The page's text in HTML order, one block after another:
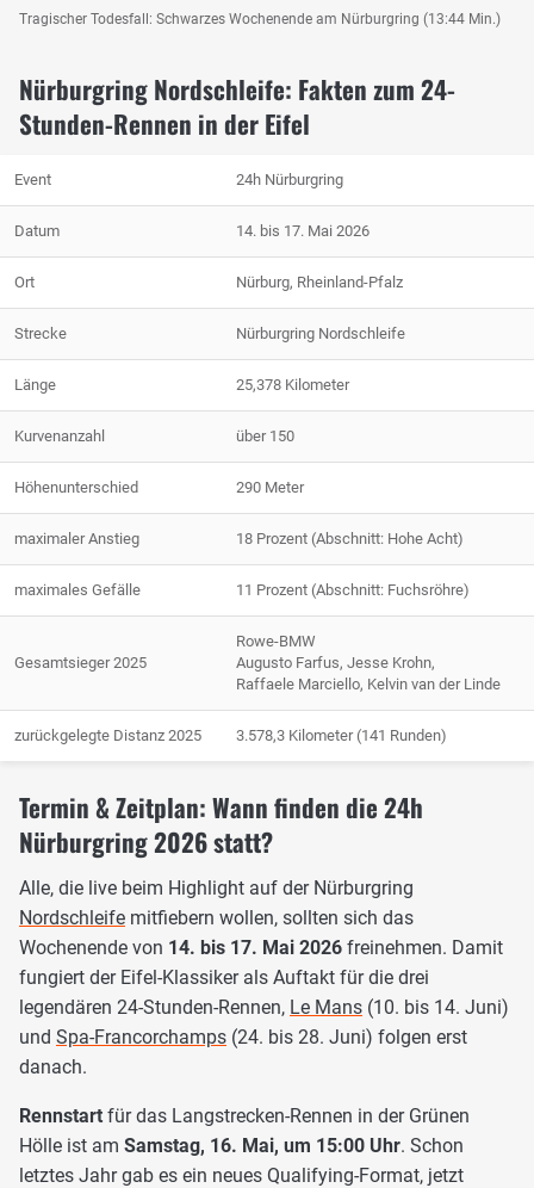
Tragischer Todesfall: Schwarzes Wochenende am Nürburgring (13:44 Min.)
Nürburgring Nordschleife: Fakten zum 24-
Stunden-Rennen in der Eifel
Event 24h Nürburgring
Datum 14. bis 17. Mai 2026
Ort Nürburg, Rheinland-Pfalz
Strecke Nürburgring Nordschleife
Länge 25,378 Kilometer
Kurvenanzahl über 150
Höhenunterschied 290 Meter
maximaler Anstieg 18 Prozent (Abschnitt: Hohe Acht)
maximales Gefälle 11 Prozent (Abschnitt: Fuchsröhre)
Gesamtsieger 2025
Rowe-BMW
Augusto Farfus, Jesse Krohn,
Raffaele Marciello, Kelvin van der Linde
zurückgelegte Distanz 2025 3.578,3 Kilometer (141 Runden)
Termin & Zeitplan: Wann finden die 24h
Nürburgring 2026 statt?
Alle, die live beim Highlight auf der Nürburgring
Nordschleife mitfiebern wollen, sollten sich das
Wochenende von 14. bis 17. Mai 2026 freinehmen. Damit
fungiert der Eifel-Klassiker als Auftakt für die drei
legendären 24-Stunden-Rennen, Le Mans (10. bis 14. Juni)
und Spa-Francorchamps (24. bis 28. Juni) folgen erst
danach.
Rennstart für das Langstrecken-Rennen in der Grünen
Hölle ist am Samstag, 16. Mai, um 15:00 Uhr. Schon
letztes Jahr gab es ein neues Qualifying-Format, jetzt